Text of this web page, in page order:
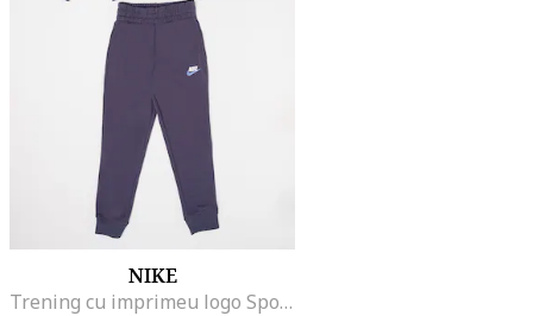
NIKE
Trening cu imprimeu logo Sportswear, Violet prafuit